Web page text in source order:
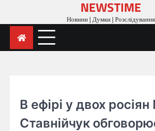
content
NEWSTIME
Новини | Думки | Розслідування
В ефірі у двох
Ставнійчук